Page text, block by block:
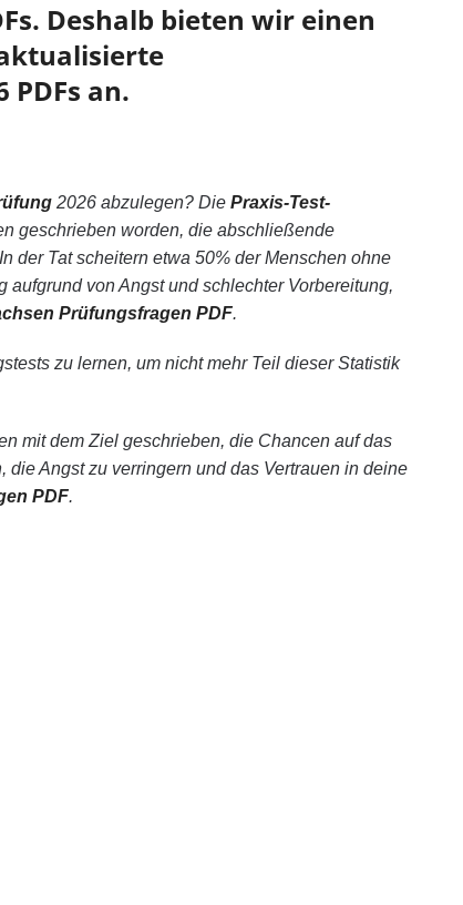
Deshalb bieten wir einen
an.
2026 abzulegen? Die Praxis-Test-
geschrieben worden, die abschließende
der Tat scheitern etwa 50% der Menschen ohne
von Angst und schlechter Vorbereitung,
Prüfungsfragen PDF.
zu lernen, um nicht mehr Teil dieser Statistik
mit dem Ziel geschrieben, die Chancen auf das
Angst zu verringern und das Vertrauen in deine
PDF.